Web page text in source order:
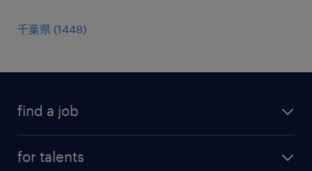
千葉県 (1448)
find a job
for talents